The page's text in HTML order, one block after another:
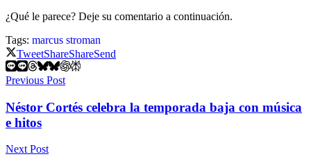
¿Qué le parece? Deje su comentario a continuación.
Tags: marcus stroman
TweetShareShareSend
Previous Post
Néstor Cortés celebra la temporada baja con música
e hitos
Next Post